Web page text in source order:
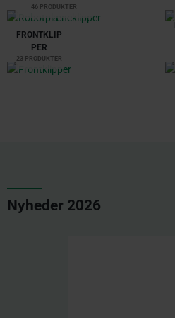
46 PRODUKTER
FRONTKLIP
PER
23 PRODUKTER
Nyheder 2026